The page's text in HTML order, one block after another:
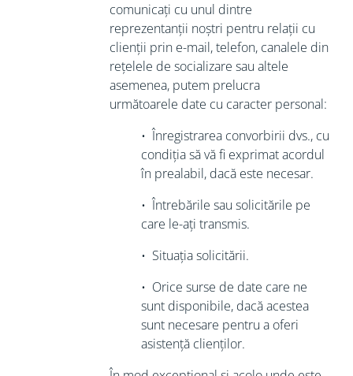
comunicați cu unul dintre
reprezentanții noștri pentru relații cu
clienții prin e-mail, telefon, canalele din
rețelele de socializare sau altele
asemenea, putem prelucra
următoarele date cu caracter personal:
• Înregistrarea convorbirii dvs., cu
condițiasă vă fi exprimat acordul
în prealabil, dacă este necesar.
• Întrebările sau solicitările pe
care le-ați transmis.
• Situația solicitării.
• Orice surse de date care ne
sunt disponibile, dacă acestea
sunt necesare pentru a oferi
asistență clienților.